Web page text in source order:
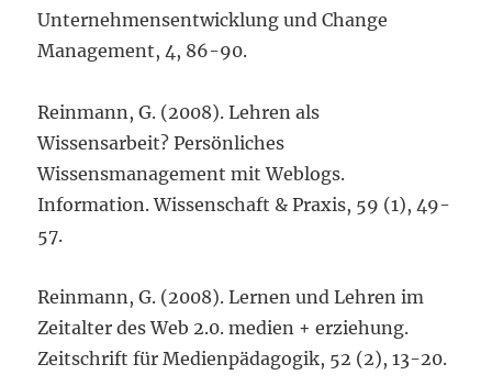
Unternehmensentwicklung und Change
Management, 4, 86-90.
Reinmann, G. (2008). Lehren als
Wissensarbeit? Persönliches
Wissensmanagement mit Weblogs.
Information. Wissenschaft & Praxis, 59 (1), 49-
57.
Reinmann, G. (2008). Lernen und Lehren im
Zeitalter des Web 2.0. medien + erziehung.
Zeitschrift für Medienpädagogik, 52 (2), 13-20.